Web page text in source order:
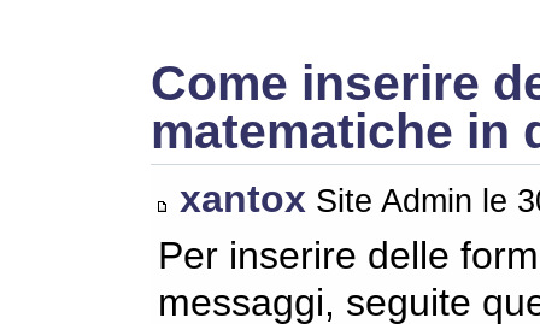
Come inserire
matematiche in
xantox Site Admin le
Per inserire delle
messaggi, seguite